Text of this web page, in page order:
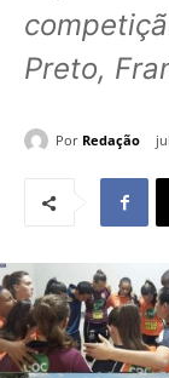
Preto,
Por Redação